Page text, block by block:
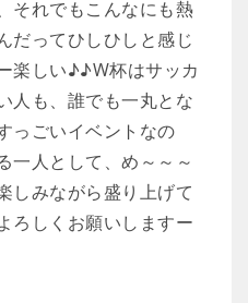
それでもこんなにも熱
だってひしひしと感じ
楽しい♪♪W杯はサッカ
人も、誰でも一丸とな
っごいイベントなの
一人として、め～～～
しみながら盛り上げて
ろしくお願いしますー